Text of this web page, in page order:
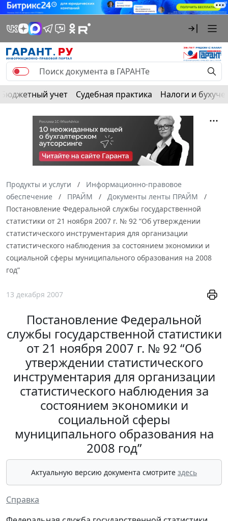
Бюджетный учет Судебная практика Налоги и
Продукты и услуги
Информационно-правовое
обеспечение
ПРАЙМ
Документы ленты ПРАЙМ
Постановление Федеральной службы государственной
статистики от 21 ноября 2007 г. № 92 “Об утверждении
статистического инструментария для организации
статистического наблюдения за состоянием экономики и
социальной сферы муниципального образования на 2008
год”
13 декабря 2007
Постановление Федеральной
службы государственной статистики
от 21 ноября 2007 г. № 92 “Об
утверждении статистического
инструментария для организации
статистического наблюдения за
состоянием экономики и
социальной сферы
муниципального образования на
2008 год”
Актуальную версию документа смотрите здесь
Справка